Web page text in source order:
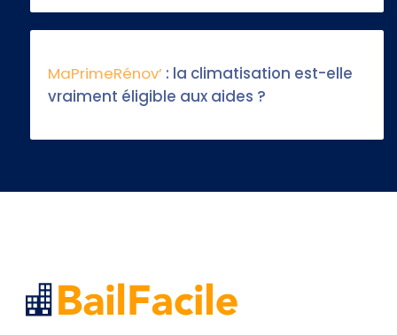
MaPrimeRénov’ : la climatisation est-elle
vraiment éligible aux aides ?